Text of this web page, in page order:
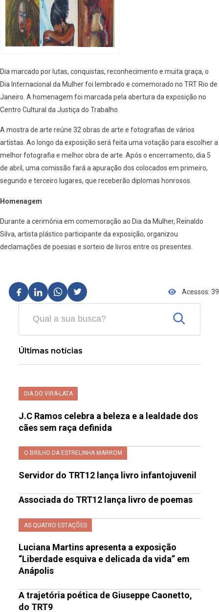
Dia marcado por lutas, conquistas, reconhecimento e muita graça, o
Dia Internacional da Mulher foi lembrado e comemorado no TRT Rio de
Janeiro. A homenagem foi marcada pela abertura da exposição no
Centro Cultural da Justiça do Trabalho.
A mostra de arte reúne 32 obras de arte e fotografias de vários
artistas. Ao longo da exposição será feita uma votação para escolher a
melhor fotografia e melhor obra de arte. Após o encerramento, dia 5
de abril, uma comissão fará a apuração dos colocados em primeiro,
segundo e terceiro lugares, que receberão diplomas honrosos.
Homenagem
Durante a cerimônia em comemoração ao Dia da Mulher, Reinaldo
Silva, artista plástico participante da exposição, organizou
declamações de poesias e sorteio de livros entre os presentes.
Acessos: 39
Últimas notícias
DIA DO VIRA-LATA
J.C Ramos celebra a beleza e a lealdade dos
cães sem raça definida
O BRILHO DA ESTRELINHA MARROM
Servidor do TRT12 lança livro infantojuvenil
Associada do TRT12 lança livro de poemas
AS QUATRO ESTAÇÕES
Luciana Martins apresenta a exposição
“Liberdade esquiva e delicada da vida” em
Anápolis
A trajetória poética de Giuseppe Caonetto,
do TRT9